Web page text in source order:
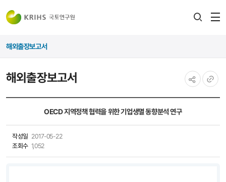
해외출장보고서
해외출장보고서
OECD 지역정책 협력을 위한 기업생멸 동향분석 연구
작성일 2017-05-22
조회수 1,052